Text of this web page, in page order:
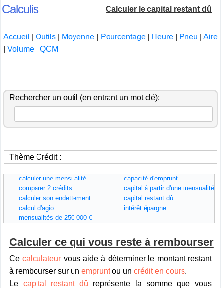
Calculis Calculer le capital restant dû
Accueil Outils Moyenne Pourcentage Heure Pneu
Aire
Volume QCM
Rechercher un outil (en entrant un mot clé):
Thème Crédit :
calculer une mensualité
comparer 2 crédits
calculer son endettement
calcul d'agio
mensualités de 250 000 €
capacité d'emprunt
capital à partir d'une mensualité
capital restant dû
intérêt épargne
Calculer ce qui vous reste à rembourser
Cecalculateur vous aide à déterminer le montant restant
à rembourser sur un empruntou un crédit en cours.
Le capital restant dû représente la somme que vous